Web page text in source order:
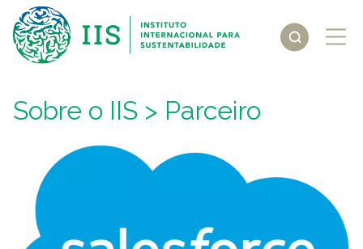
Sobre o IIS > Parceiro